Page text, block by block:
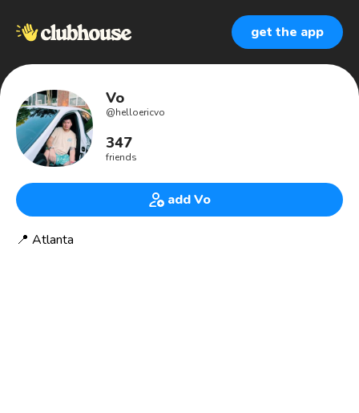
get the app
Vo
@helloericvo
347
friends
add Vo
📍 Atlanta